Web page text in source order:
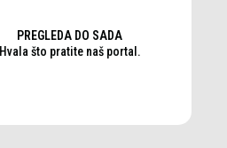
PREGLEDA DO SADA
Hvala što pratite naš portal.